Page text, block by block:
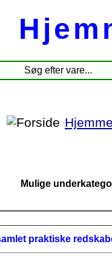
Mulige
praktiske